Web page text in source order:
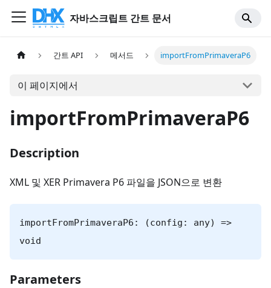
자바스크립트 간트 문서
간트 API 메서드 importFromPrimaveraP6
이 페이지에서
importFromPrimaveraP6
Description
XML 및 XER Primavera P6 파일을 JSON으로 변환
importFromPrimaveraP6: (config: any) =>
void
Parameters